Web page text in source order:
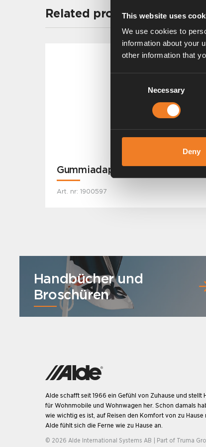
This website uses
We use cookies to
information about your
other information that
Necessary
Deny
Related products
Gummiadapter Ø 16 > 22 mm
Art. nr: 1900597
Handbücher und
Broschüren
Alde schafft seit 1966 ein Gefühl von Zuhause und stellt
für Wohnmobile und Wohnwagen her. Schon damals
wie wichtig es ist, auf Reisen den Komfort von zu Hause
Alde fühlt sich die Ferne wie zu Hause an.
© 2026 Alde International Systems AB | Part of Truma